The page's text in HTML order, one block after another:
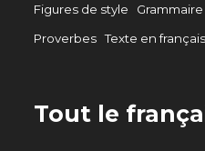
Figures de style
Grammaire
Proverbes Texte en français
Tout le